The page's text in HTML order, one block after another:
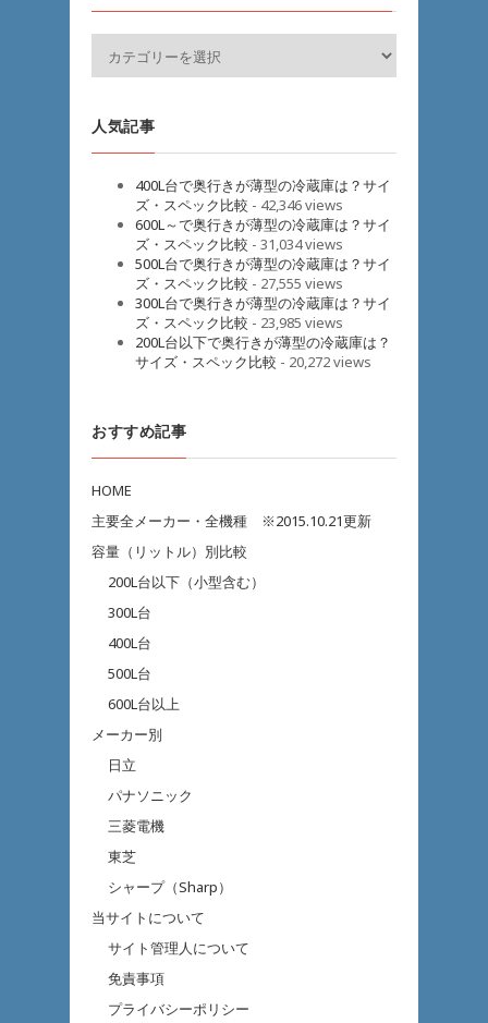
人気記事
400L台で奥行きが薄型の冷蔵庫は？サイ
ズ・スペック比較 - 42,346 views
600L～で奥行きが薄型の冷蔵庫は？サイ
ズ・スペック比較 - 31,034 views
500L台で奥行きが薄型の冷蔵庫は？サイ
ズ・スペック比較 - 27,555 views
300L台で奥行きが薄型の冷蔵庫は？サイ
ズ・スペック比較 - 23,985 views
200L台以下で奥行きが薄型の冷蔵庫は？
サイズ・スペック比較 - 20,272 views
おすすめ記事
HOME
主要全メーカー・全機種 ※2015.10.21更新
容量（リットル）別比較
200L台以下（小型含む）
300L台
400L台
500L台
600L台以上
メーカー別
日立
パナソニック
三菱電機
東芝
シャープ（Sharp）
当サイトについて
サイト管理人について
免責事項
プライバシーポリシー